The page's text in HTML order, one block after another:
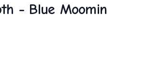
- Blue Moomin